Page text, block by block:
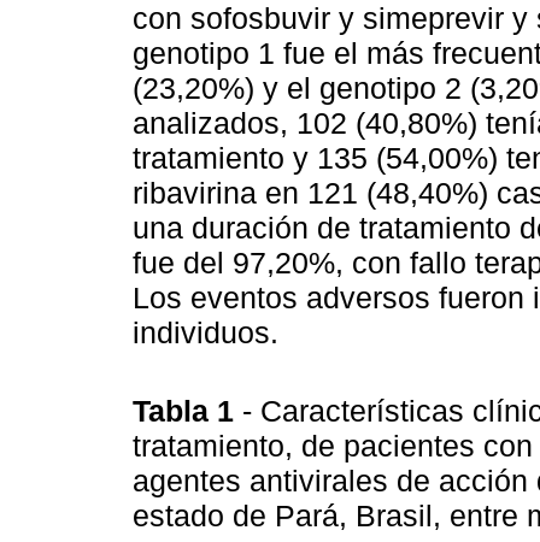
con sofosbuvir y simeprevir
genotipo 1 fue el más
(23,20%) y el genotipo 2
analizados, 102 (40,80%)
tratamiento y 135 (54,00%)
ribavirina en 121 (48,40%)
una duración de tratamiento
fue del 97,20%, con fallo
Los eventos adversos fueron
individuos.
Tabla 1 - Características
tratamiento, de pacientes
agentes antivirales de
estado de Pará, Brasil, entre